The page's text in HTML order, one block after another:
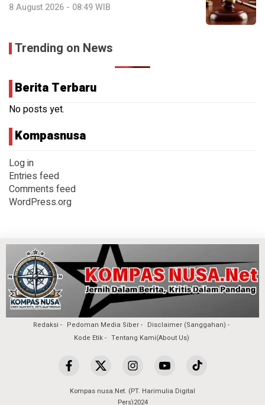
8 August 2026 - 08:49 WIB
Trending on News
Berita Terbaru
No posts yet.
Kompasnusa
Log in
Entries feed
Comments feed
WordPress.org
Redaksi Pedoman Media Siber
Disclaimer (Sanggahan)
Kode Etik
Tentang Kami(About Us)
Kompas nusa.Net. (PT. Harimulia Digital
Pers)2024